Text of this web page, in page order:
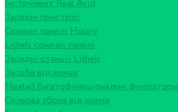
Інструмент Real Avid
Зарядні пристрої
Сонячні панелі Houny
Litheli сонячні панелі
Зарядні станції Litheli
Засоби від комах
Flextail багатофункціональні фумігатори
Сольова зброя від комах